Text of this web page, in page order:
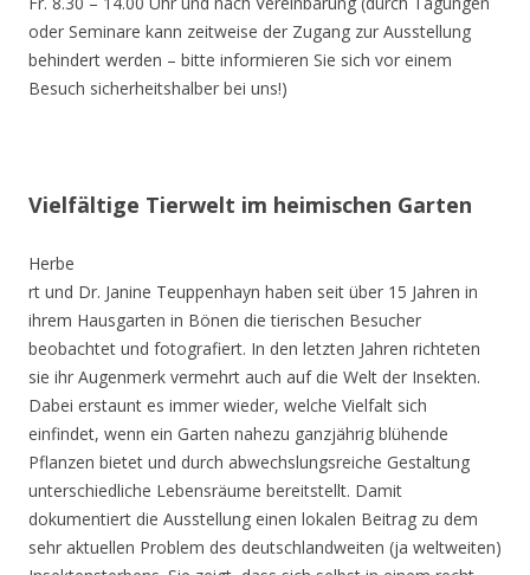
oder Seminare kann zeitweise der Zugang zur Ausstellung
behindert werden – bitte informieren Sie sich vor einem
Besuch sicherheitshalber bei uns!)
Vielfältige Tierwelt im heimischen Garten
Herbe
rt und Dr. Janine Teuppenhayn haben seit über 15 Jahren in
ihrem Hausgarten in Bönen die tierischen Besucher
beobachtet und fotografiert. In den letzten Jahren richteten
sie ihr Augenmerk vermehrt auch auf die Welt der Insekten.
Dabei erstaunt es immer wieder, welche Vielfalt sich
einfindet, wenn ein Garten nahezu ganzjährig blühende
Pflanzen bietet und durch abwechslungsreiche Gestaltung
unterschiedliche Lebensräume bereitstellt. Damit
dokumentiert die Ausstellung einen lokalen Beitrag zu dem
sehr aktuellen Problem des deutschlandweiten (ja weltweiten)